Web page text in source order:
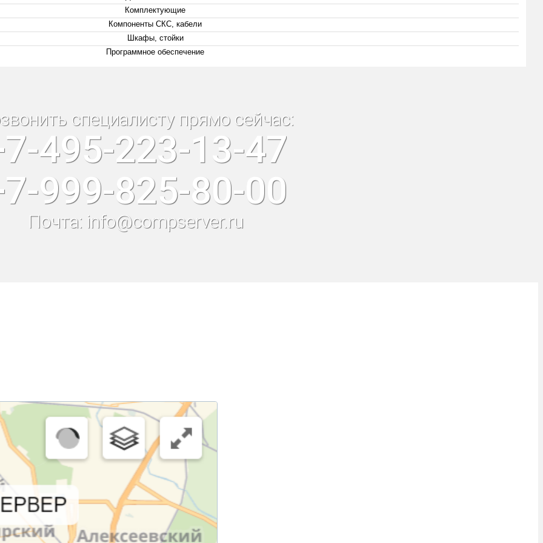
Комплектующие
Компоненты СКС, кабели
Шкафы, стойки
Программное обеспечение
специалисту прямо сейчас:
495-223-13-47
999-825-80-00
Почта: info@compserver.ru